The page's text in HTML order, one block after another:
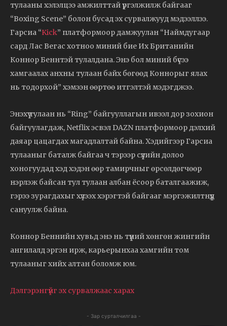
тулааны хэлэлцээ амжилттай үргэлжилж байгааг
“Boxing Scene” болон бусад эх сурвалжууд мэдээллээ.
Гарсиа “Kick” платформоор дамжуулан “Наймдугаар
сард Лас Вегас хотноо миний бие Их Британийн
Коннор Беннтэй тулалдана. Энэ бол миний бүсээ
хамгаалах анхны тулаан байх бөгөөд Коннорыг ялах
нь тодорхой” хэмээн өөртөө итгэлтэй мэдэгджээ.
Энэхүү тулаан нь “Ring” байгууллагын ивээл дор зохион
байгуулагдаж, Netflix эсвэл DAZN платформоор дэлхий
даяар цацагдах магадлалтай байна. Хэдийгээр Гарсиа
тулааныг баталж байгаа ч тэрээр сүүлийн долоо
хоногуудад хэд хэдэн өөр тамирчныг өрсөлдөгчөөр
нэрлэж байсан тул тулаан албан ёсоор баталгаажиж,
гэрээ зурагдахыг хүлээх хэрэгтэй байгааг мэргэжилтнүүд
сануулж байна.
Коннор Беннийн хувьд энэ нь түүний хөнгөн жингийн
ангилалд эргэн ирж, карьерынхаа хамгийн том
тулааныг хийх алтан боломж юм.
Дэлгэрэнгүйг эх сурвалжаас харах
- Зар сурталчилгаа -